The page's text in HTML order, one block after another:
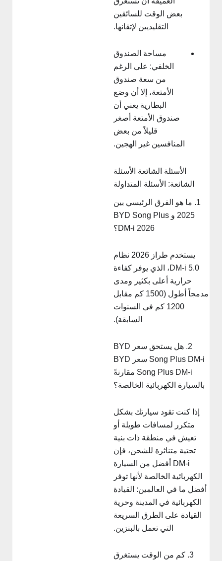
بعض الوقت للسائقين
التقليديين لإتقانها.
مساحة الصندوق
الخلفي: على الرغم
من سعة صندوق
الأمتعة، إلا أن وضع
البطارية يعني أن
صندوق الأمتعة أصغر
قليلاً من بعض
المنافسين غير الهجين.
الأسئلة الشائعة الأسئلة
الشائعة: الأسئلة المتداولة
1. ما هو الفرق الرئيسي بين
2025 و BYD Song Plus
DM-i 2026؟
يستخدم طراز 2026 نظام
DM-i 5.0، الذي يوفر كفاءة
حرارية أعلى بكثير ومدى
مدمجاً أطول (1500 كم مقابل
1200 كم في السنوات
السابقة).
2. هل يستحق سعر BYD
Song Plus DM-i سعر BYD
Song Plus DM-i مقارنةً
بالسيارة الكهربائية الخالصة؟
إذا كنت تقود سيارتك بشكل
متكرر لمسافات طويلة أو
تعيش في منطقة ذات بنية
تحتية متناثرة للشحن، فإن
DM-i أفضل من السيارة
الكهربائية الخالصة لأنها توفر
أفضل ما في العالمين: القيادة
الكهربائية في المدينة وحرية
القيادة على الطرق السريعة
التي تعمل بالبنزين.
3. كم من الوقت يستغرق